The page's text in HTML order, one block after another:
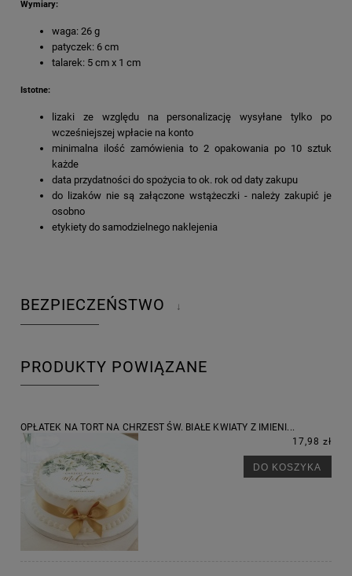
Wymiary:
waga: 26 g
patyczek: 6 cm
talarek: 5 cm x 1 cm
Istotne:
lizaki ze względu na personalizację wysyłane tylko po
wcześniejszej wpłacie na konto
minimalna ilość zamówienia to 2 opakowania po 10 sztuk
każde
data przydatności do spożycia to ok. rok od daty zakupu
do lizaków nie są załączone wstążeczki - należy zakupić je
osobno
etykiety do samodzielnego naklejenia
BEZPIECZEŃSTWO ↓
PRODUKTY POWIĄZANE
OPŁATEK NA TORT NA CHRZEST ŚW. BIAŁE KWIATY Z IMIENI...
17,98 zł
DO KOSZYKA